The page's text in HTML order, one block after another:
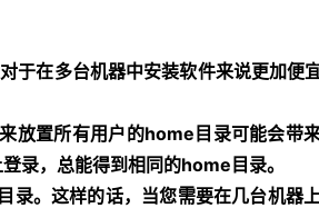
于在多台机器中安装软件来说更加便
放置所有用户的home目录可能会带
录，总能得到相同的home目录。
。这样的话，当您需要在几台机器